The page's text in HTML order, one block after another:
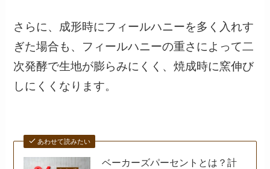
さらに、成形時にフィールハニーを多く入れす
ぎた場合も、フィールハニーの重さによって二
次発酵で生地が膨らみにくく、焼成時に窯伸び
しにくくなります。
あわせて読みたい
ベーカーズパーセントとは？計